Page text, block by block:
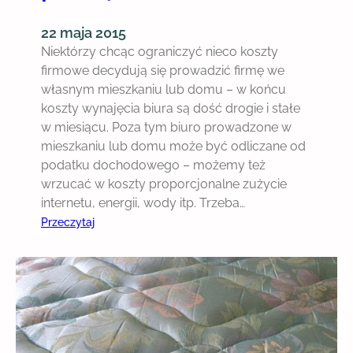
h
i
22 maja 2015
Niektórzy chcąc ograniczyć nieco koszty
firmowe decydują się prowadzić firmę we
własnym mieszkaniu lub domu – w końcu
koszty wynajęcia biura są dość drogie i stałe
w miesiącu. Poza tym biuro prowadzone w
mieszkaniu lub domu może być odliczane od
podatku dochodowego – możemy też
wrzucać w koszty proporcjonalne zużycie
internetu, energii, wody itp. Trzeba…
Przeczytaj:
i
u
r
k
o